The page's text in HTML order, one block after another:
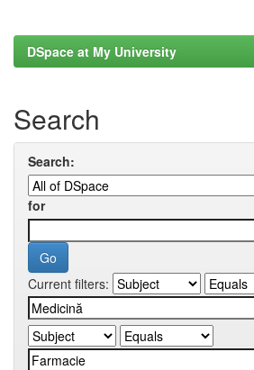
DSpace at My University
Search
Search:
for
Current filters: